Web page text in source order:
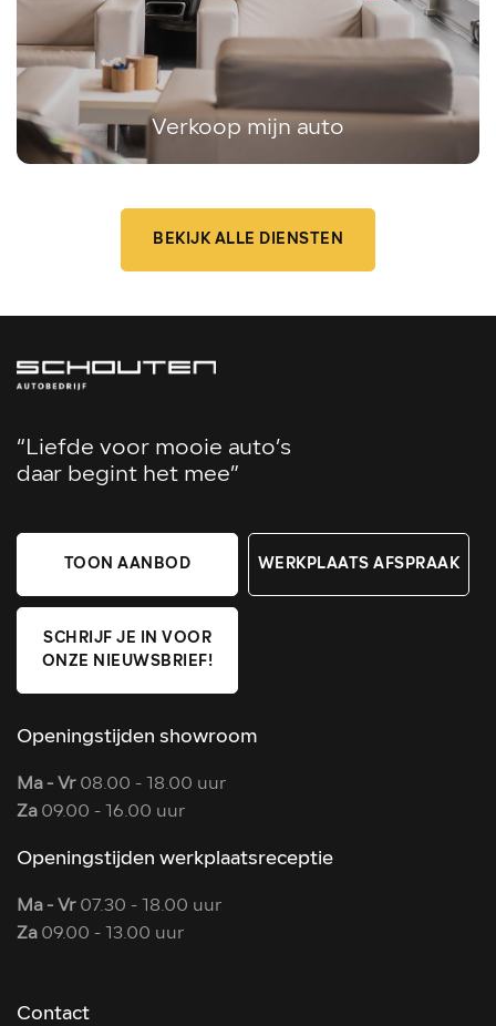
Verkoop mijn auto
BEKIJK ALLE DIENSTEN
“Liefde voor mooie auto’s
daar begint het mee”
TOON AANBOD WERKPLAATS AFSPRAAK
SCHRIJF JE IN VOOR
ONZE NIEUWSBRIEF!
Openingstijden showroom
Ma - Vr 08.00 - 18.00 uur
Za 09.00 - 16.00 uur
Openingstijden werkplaatsreceptie
Ma - Vr 07.30 - 18.00 uur
Za 09.00 - 13.00 uur
Contact